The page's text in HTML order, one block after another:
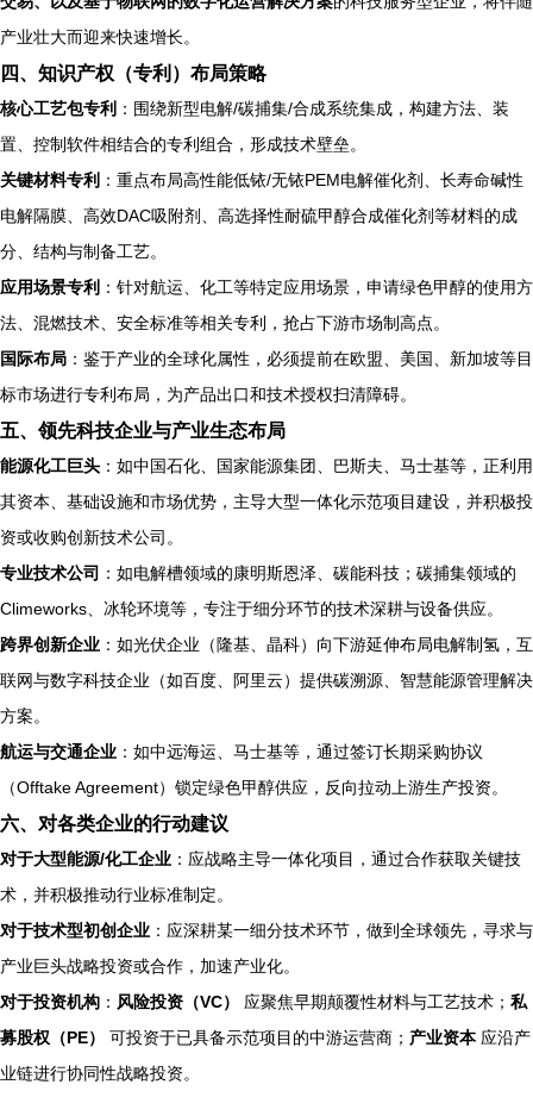
产业壮大而迎来快速增长。
四、知识产权（专利）布局策略
核心工艺包专利 ：围绕新型电解/碳捕集/合成系统集成，构建方法、装
置、控制软件相结合的专利组合，形成技术壁垒。
关键材料专利 ：重点布局高性能低铱/无铱PEM电解催化剂、长寿命碱性
电解隔膜、高效DAC吸附剂、高选择性耐硫甲醇合成催化剂等材料的成
分、结构与制备工艺。
应用场景专利 ：针对航运、化工等特定应用场景，申请绿色甲醇的使用方
法、混燃技术、安全标准等相关专利，抢占下游市场制高点。
国际布局 ：鉴于产业的全球化属性，必须提前在欧盟、美国、新加坡等目
标市场进行专利布局，为产品出口和技术授权扫清障碍。
五、领先科技企业与产业生态布局
能源化工巨头 ：如中国石化、国家能源集团、巴斯夫、马士基等，正利用
其资本、基础设施和市场优势，主导大型一体化示范项目建设，并积极投
资或收购创新技术公司。
专业技术公司 ：如电解槽领域的康明斯恩泽、碳能科技；碳捕集领域的
Climeworks、冰轮环境等，专注于细分环节的技术深耕与设备供应。
跨界创新企业 ：如光伏企业（隆基、晶科）向下游延伸布局电解制氢，互
联网与数字科技企业（如百度、阿里云）提供碳溯源、智慧能源管理解决
方案。
航运与交通企业 ：如中远海运、马士基等，通过签订长期采购协议
（Offtake Agreement）锁定绿色甲醇供应，反向拉动上游生产投资。
六、对各类企业的行动建议
对于大型能源/化工企业 ：应战略主导一体化项目，通过合作获取关键技
术，并积极推动行业标准制定。
对于技术型初创企业 ：应深耕某一细分技术环节，做到全球领先，寻求与
产业巨头战略投资或合作，加速产业化。
对于投资机构 ： 风险投资（VC） 应聚焦早期颠覆性材料与工艺技术； 私
募股权（PE）
可投资于已具备示范项目的中游运营商； 产业资本应沿产
业链进行协同性战略投资。